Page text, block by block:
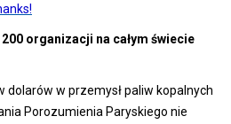
organizacji na całym świecie
dolarów w przemysł paliw kopalnych
Porozumienia Paryskiego nie